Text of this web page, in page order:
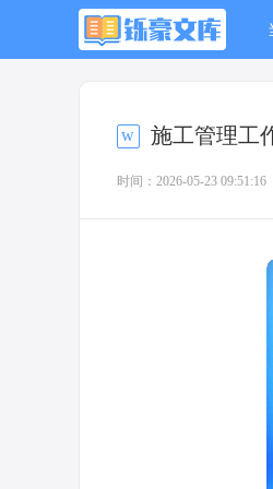
施工管理工
时间：2026-05-23 09:51:16